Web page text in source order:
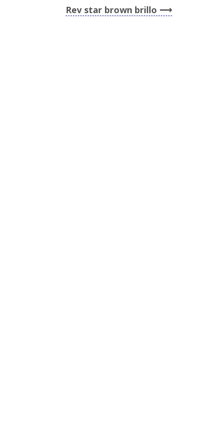
Rev star brown brillo